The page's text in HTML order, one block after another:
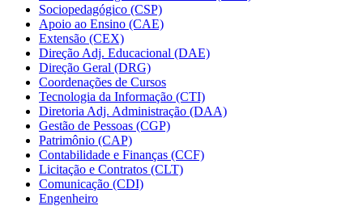
Sociopedagógico (CSP)
Apoio ao Ensino (CAE)
Extensão (CEX)
Direção Adj. Educacional (DAE)
Direção Geral (DRG)
Coordenações de Cursos
Tecnologia da Informação (CTI)
Diretoria Adj. Administração (DAA)
Gestão de Pessoas (CGP)
Patrimônio (CAP)
Contabilidade e Finanças (CCF)
Licitação e Contratos (CLT)
Comunicação (CDI)
Engenheiro